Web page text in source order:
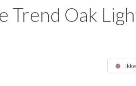
Trend Oak